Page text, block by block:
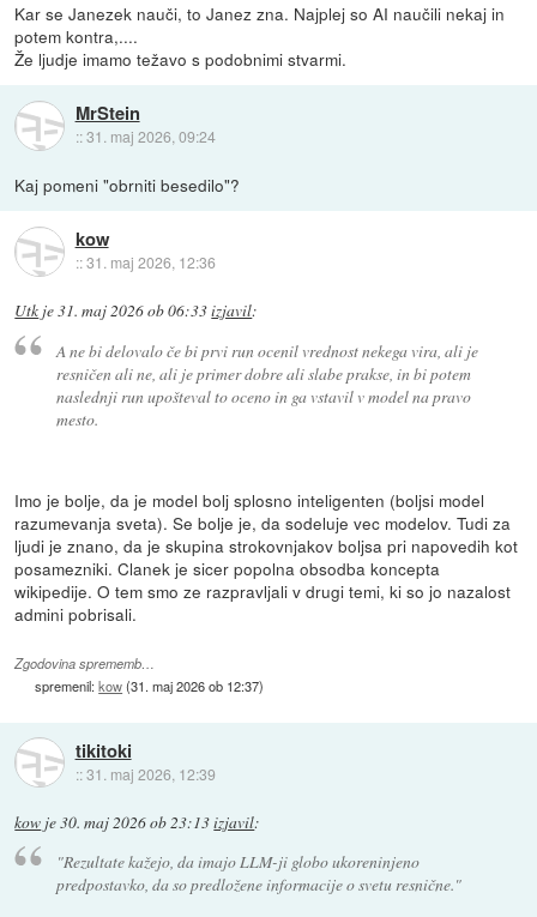
Kar se Janezek nauči, to Janez zna. Najplej so AI naučili nekaj in
potem kontra,....
Že ljudje imamo težavo s podobnimi stvarmi.
MrStein
::31. maj 2026, 09:24
Kaj pomeni "obrniti besedilo"?
kow
::31. maj 2026, 12:36
Utk je31. maj 2026 ob 06:33izjavil:
A ne bi delovalo če bi prvi run ocenil vrednost nekega vira, ali je
resničen ali ne, ali je primer dobre ali slabe prakse, in bi potem
naslednji run upošteval to oceno in ga vstavil v model na pravo
mesto.
Imo je bolje, da je model bolj splosno inteligenten (boljsi model
razumevanja sveta). Se bolje je, da sodeluje vec modelov. Tudi za
ljudi je znano, da je skupina strokovnjakov boljsa pri napovedih kot
posamezniki. Clanek je sicer popolna obsodba koncepta
wikipedije. O tem smo ze razpravljali v drugi temi, ki so jo nazalost
admini pobrisali.
Zgodovina sprememb…
spremenil:kow(31. maj 2026 ob 12:37)
tikitoki
::31. maj 2026, 12:39
kow je30. maj 2026 ob 23:13izjavil:
"Rezultate kažejo, da imajo LLM-ji globo ukoreninjeno
predpostavko, da so predložene informacije o svetu resnične."